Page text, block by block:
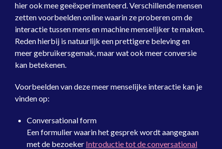
hier ook mee geeëxperimenteerd. Verschillende mensen
zetten voorbeelden online waarin ze proberen om de
interactie tussen mens en machine menselijker te maken.
Reden hierbij is natuurlijk een prettigere beleving en
meer gebruikersgemak, maar wat ook meer conversie
kan betekenen.
Voorbeelden van deze meer menselijke interactie kan je
vinden op:
Conversational form
Een formulier waarin het gesprek wordt aangegaan
met de bezoeker Introductie tot de conversational